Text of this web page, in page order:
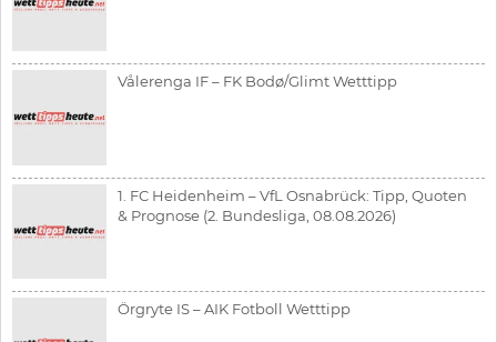
Vålerenga IF – FK Bodø/Glimt Wetttipp
1. FC Heidenheim – VfL Osnabrück: Tipp, Quoten
& Prognose (2. Bundesliga, 08.08.2026)
Örgryte IS – AIK Fotboll Wetttipp